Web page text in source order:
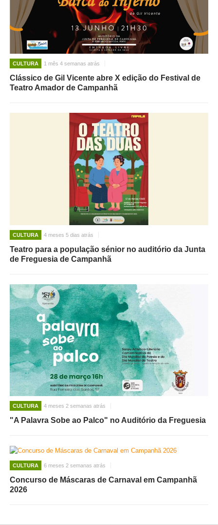
CULTURA 1 mês 4 semanas atrás
Clássico de Gil Vicente abre X edição do Festival de
Teatro Amador de Campanhã
CULTURA 4 meses 5 dias atrás
Teatro para a população sénior no auditório da Junta
de Freguesia de Campanhã
CULTURA 4 meses 2 semanas atrás
"A Palavra Sobe ao Palco" no Auditório da Freguesia
CULTURA 6 meses 2 semanas atrás
Concurso de Máscaras de Carnaval em Campanhã
2026